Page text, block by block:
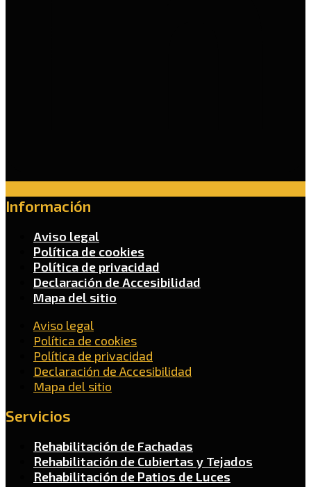
Información
Aviso legal
Política de cookies
Política de privacidad
Declaración de Accesibilidad
Mapa del sitio
Aviso legal
Política de cookies
Política de privacidad
Declaración de Accesibilidad
Mapa del sitio
Servicios
Rehabilitación de Fachadas
Rehabilitación de Cubiertas y Tejados
Rehabilitación de Patios de Luces